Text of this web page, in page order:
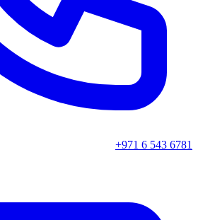
+971 6 543 6781